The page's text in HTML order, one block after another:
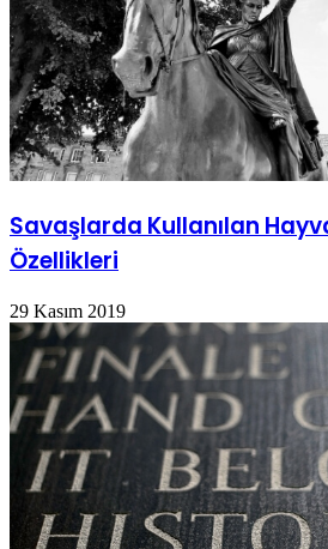
Savaşlarda Kullanılan
Özellikleri
29 Kasım 2019